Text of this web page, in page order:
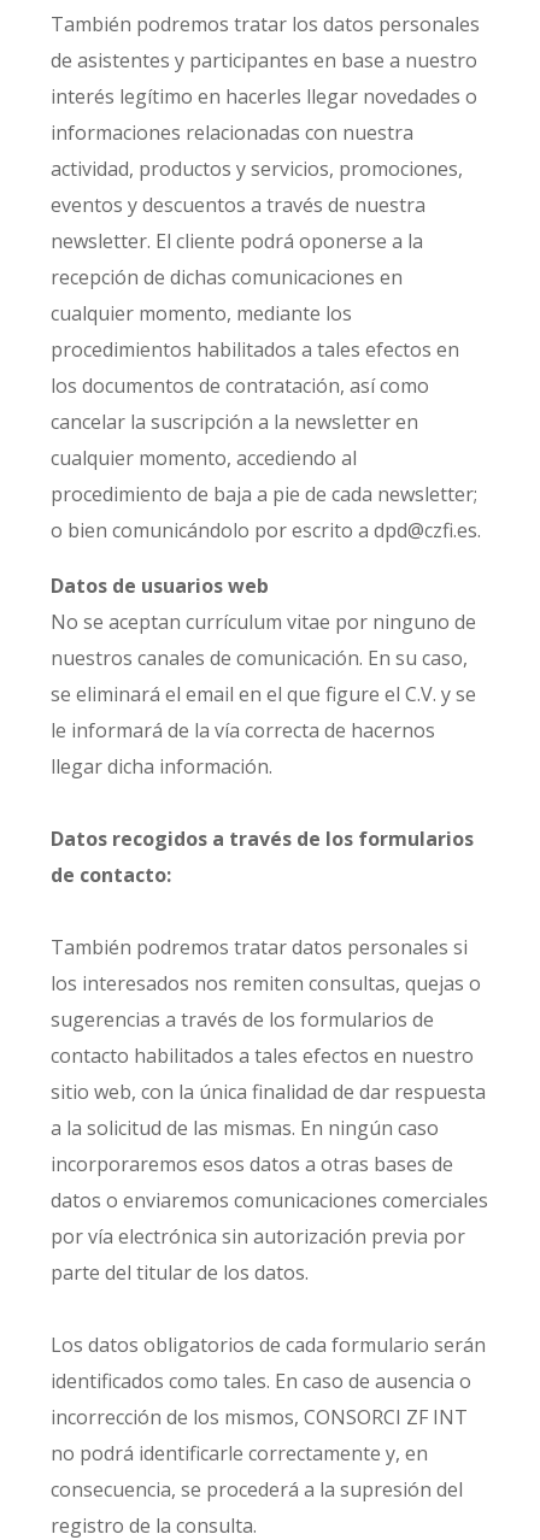
También podremos tratar los datos personales
de asistentes y participantes en base a nuestro
interés legítimo en hacerles llegar novedades o
informaciones relacionadas con nuestra
actividad, productos y servicios, promociones,
eventos y descuentos a través de nuestra
newsletter. El cliente podrá oponerse a la
recepción de dichas comunicaciones en
cualquier momento, mediante los
procedimientos habilitados a tales efectos en
los documentos de contratación, así como
cancelar la suscripción a la newsletter en
cualquier momento, accediendo al
procedimiento de baja a pie de cada newsletter;
o bien comunicándolo por escrito a dpd@czfi.es.
Datos de usuarios web
No se aceptan currículum vitae por ninguno de
nuestros canales de comunicación. En su caso,
se eliminará el email en el que figure el C.V. y se
le informará de la vía correcta de hacernos
llegar dicha información.
Datos recogidos a través de los formularios
de contacto:
También podremos tratar datos personales si
los interesados nos remiten consultas, quejas o
sugerencias a través de los formularios de
contacto habilitados a tales efectos en nuestro
sitio web, con la única finalidad de dar respuesta
a la solicitud de las mismas. En ningún caso
incorporaremos esos datos a otras bases de
datos o enviaremos comunicaciones comerciales
por vía electrónica sin autorización previa por
parte del titular de los datos.
Los datos obligatorios de cada formulario serán
identificados como tales. En caso de ausencia o
incorrección de los mismos, CONSORCI ZF INT
no podrá identificarle correctamente y, en
consecuencia, se procederá a la supresión del
registro de la consulta.